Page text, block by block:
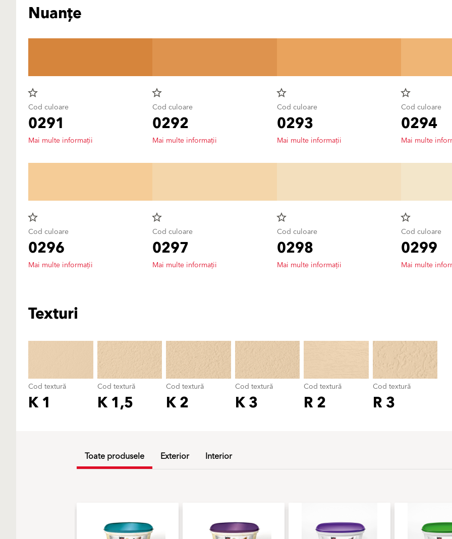
Nuanțe
star_border
Cod culoare
0291
Mai multe informații
star_border
Cod culoare
0292
Mai multe informații
star_border
Cod culoare
0293
Mai multe informații
star_border
Cod culoare
0294
Mai multe
star_border
Cod culoare
0296
Mai multe informații
star_border
Cod culoare
0297
Mai multe informații
star_border
Cod culoare
0298
Mai multe informații
star_border
Cod culoare
0299
Mai multe
Texturi
Cod textură
K 1
Cod textură
K 1,5
Cod textură
K 2
Cod textură
K 3
Cod textură
R 2
Cod textură
R 3
Toate produsele Exterior Interior